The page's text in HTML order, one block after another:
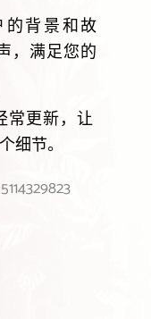
背景和故
，满足您的
常更新，让
细节。